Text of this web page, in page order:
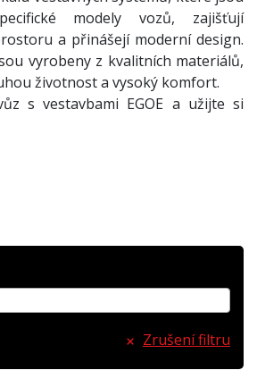
modely vozů, zajišťují
a přinášejí moderní design.
vyrobeny z kvalitních materiálů,
životnost a vysoký komfort.
s vestavbami EGOE a užijte si
Zrušení filtru